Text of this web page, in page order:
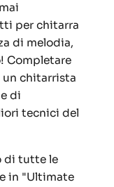
per chitarra
di melodia,
Completare
un chitarrista
di
tecnici del
di tutte le
in "Ultimate